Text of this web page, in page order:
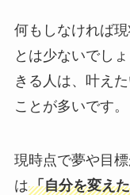
何もしなければ
とは少ないでし
きる人は、叶え
ことが多いです。
現時点で夢や目
は「自分を変え